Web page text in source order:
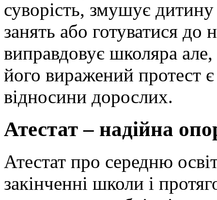
суворість, змушує дитину
занять або готуватися
виправдовує школяра але,
його виражений протест
відносини дорослих.
Атестат – надійна
Атестат про середню
закінченні школи і